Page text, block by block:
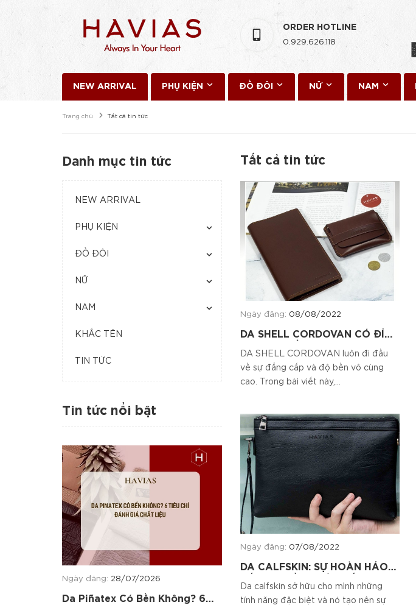
ORDER HOTLINE
0.929.626.118
NEW ARRIVAL PHỤ KIỆN ĐỒ ĐÔI NỮ NAM
Trang chủ Tất cả tin tức
Tất cả tin tức
Ngày đăng: 08/08/2022
DA SHELL CORDOVAN CÓ ĐỈNH
DA SHELL CORDOVAN luôn đi đầu
về sự đẳng cấp và độ bền vô cùng
cao. Trong bài viết này,...
Ngày đăng: 07/08/2022
DA CALFSKIN: SỰ HOÀN HẢO
ĐẾN TỪ ĐIỀU NHỎ NHẤT
Da calfskin sở hữu cho mình những
tính năng đặc biệt và nó tạo nên sự
Danh mục tin tức
NEW ARRIVAL
PHỤ KIỆN
ĐỒ ĐÔI
NỮ
NAM
KHẮC TÊN
TIN TỨC
Tin tức nổi bật
Ngày đăng: 28/07/2026
Da Piñatex Có Bền Không? 6